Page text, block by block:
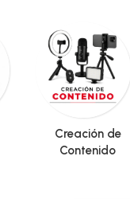
Creación de
Contenido